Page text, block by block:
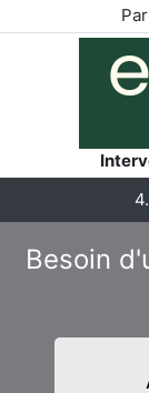
Besoin